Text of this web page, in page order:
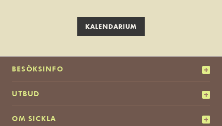
KALENDARIUM
BESÖKSINFO
UTBUD
OM SICKLA